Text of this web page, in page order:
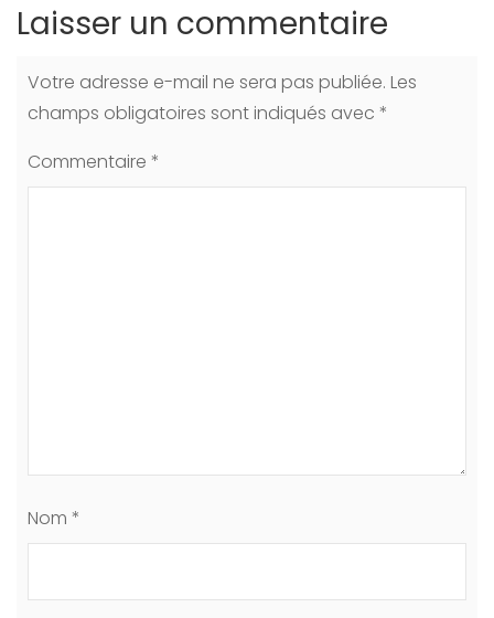
Laisser un commentaire
Votre adresse e-mail ne sera pas publiée. Les
champs obligatoires sont indiqués avec *
Commentaire *
Nom *